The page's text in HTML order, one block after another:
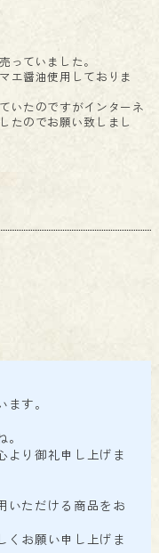
っていました。
エ醤油使用しておりま
いたのですがインターネ
たのでお願い致しまし
す。
より御礼申し上げま
いただける商品をお
くお願い申し上げま